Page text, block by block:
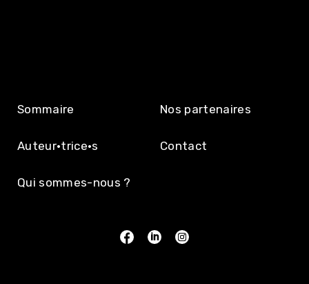
Sommaire
Auteur·trice·s
Qui sommes-nous ?
Nos partenaires
Contact